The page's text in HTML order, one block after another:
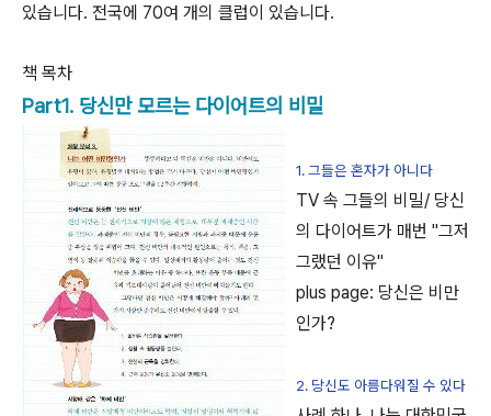
있습니다. 전국에 70여 개의 클럽이 있습니다.
책 목차
Part1. 당신만 모르는 다이어트의 비밀
1. 그들은 혼자가 아니다
TV 속 그들의 비밀/ 당신
의 다이어트가 매번 "그저
그랬던 이유"
plus page: 당신은 비만
인가?
2. 당신도 아름다워질 수 있다